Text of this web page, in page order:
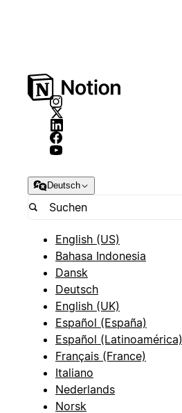
Deutsch
English (US)
Bahasa Indonesia
Dansk
Deutsch
English (UK)
Español (España)
Español (Latinoamérica)
Français (France)
Italiano
Nederlands
Norsk